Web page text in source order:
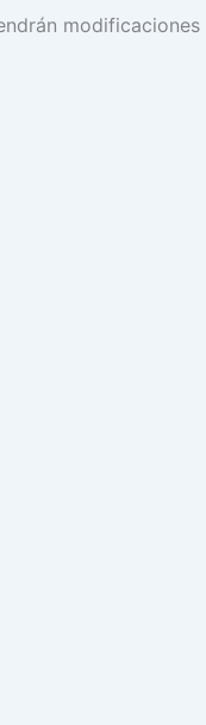
modificaciones